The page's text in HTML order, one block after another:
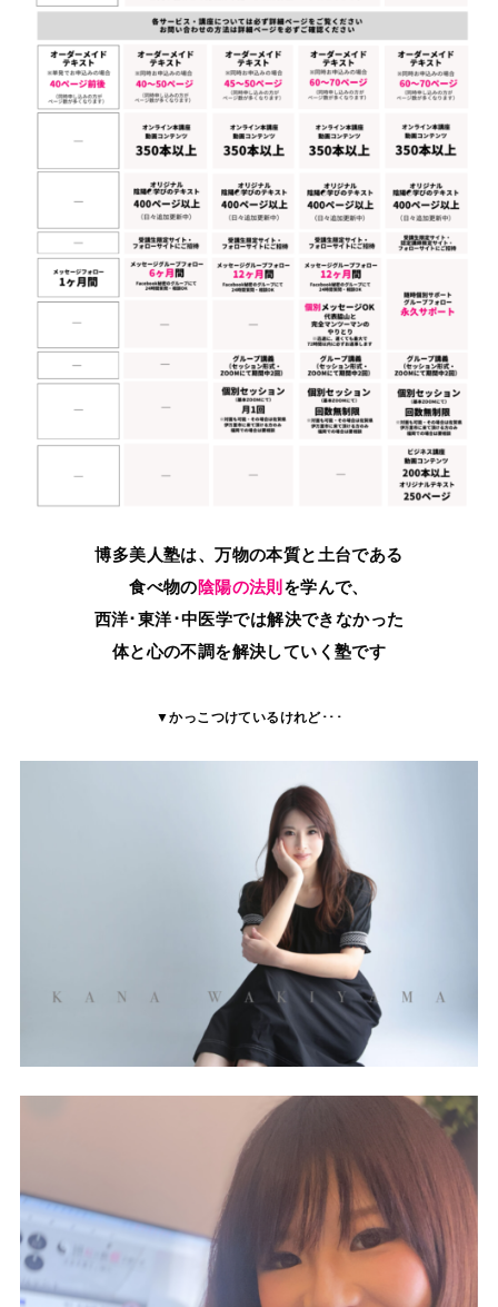
博多美人塾は、万物の本質と土台である
食べ物の陰陽の法則 を学んで、
西洋･東洋･中医学では解決できなかった
体と心の不調を解決していく塾です
▼かっこつけているけれど･･･